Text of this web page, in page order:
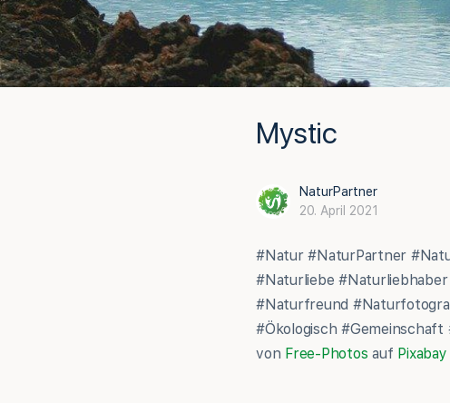
Mystic
NaturPartner
20. April 2021
#Natur #NaturPartner
#Naturliebe
#Naturfreund
#Ökologisch
von Free-Photos auf Pixabay